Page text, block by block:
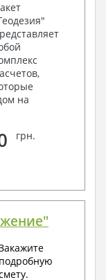
на
грн.
подробную